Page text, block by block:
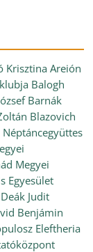
Krisztina Areión
Balogh
Barnák
Blazovich
Néptáncegyüttes
Megyei
Egyesület
Deák Judit
Benjámin
Eleftheria